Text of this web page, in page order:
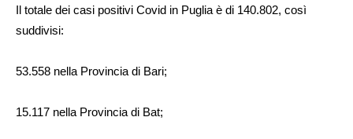
Il totale dei casi positivi Covid in Puglia è di 140.802, così
suddivisi:
53.558 nella Provincia di Bari;
15.117 nella Provincia di Bat;